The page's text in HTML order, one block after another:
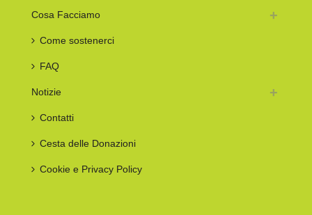
Cosa Facciamo
Come sostenerci
FAQ
Notizie
Contatti
Cesta delle Donazioni
Cookie e Privacy Policy